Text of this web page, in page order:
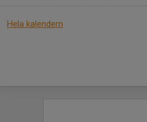
Hela kalendern